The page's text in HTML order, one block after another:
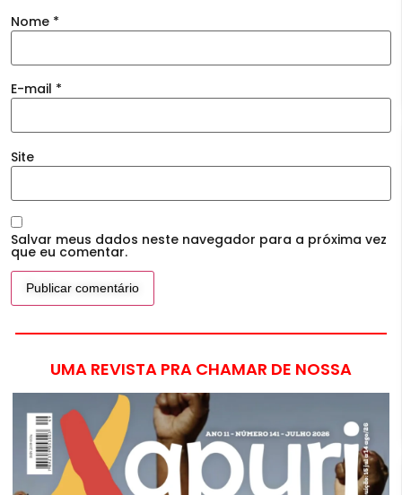
Nome *
E-mail *
Site
Salvar meus dados neste navegador para a próxima vez
que eu comentar.
UMA REVISTA PRA CHAMAR DE NOSSA